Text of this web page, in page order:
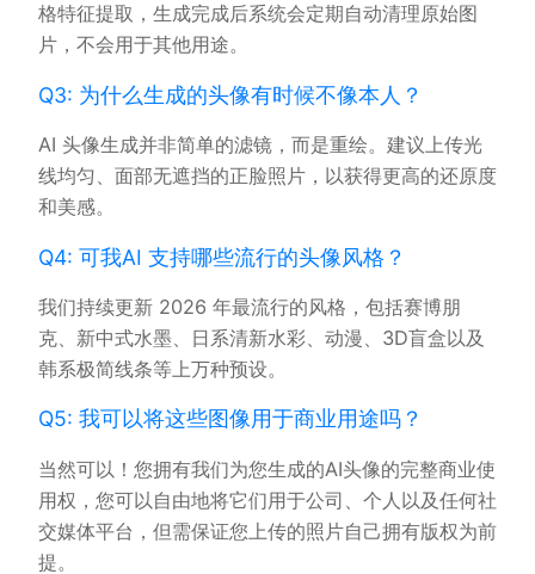
格特征提取，生成完成后系统会定期自动清理原始图
片，不会用于其他用途。
Q3: 为什么生成的头像有时候不像本人？
AI 头像生成并非简单的滤镜，而是重绘。建议上传光
线均匀、面部无遮挡的正脸照片，以获得更高的还原度
和美感。
Q4: 可我AI 支持哪些流行的头像风格？
我们持续更新 2026 年最流行的风格，包括赛博朋
克、新中式水墨、日系清新水彩、动漫、3D盲盒以及
韩系极简线条等上万种预设。
Q5: 我可以将这些图像用于商业用途吗？
当然可以！您拥有我们为您生成的AI头像的完整商业使
用权，您可以自由地将它们用于公司、个人以及任何社
交媒体平台，但需保证您上传的照片自己拥有版权为前
提。